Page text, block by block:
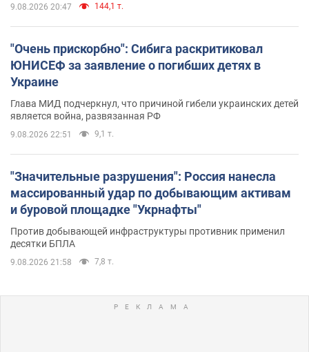
9.08.2026 20:47 144,1 т.
"Очень прискорбно": Сибига раскритиковал
ЮНИСЕФ за заявление о погибших детях в
Украине
Глава МИД подчеркнул, что причиной гибели украинских детей
является война, развязанная РФ
9.08.2026 22:51 9,1 т.
"Значительные разрушения": Россия нанесла
массированный удар по добывающим активам
и буровой площадке "Укрнафты"
Против добывающей инфраструктуры противник применил
десятки БПЛА
9.08.2026 21:58 7,8 т.